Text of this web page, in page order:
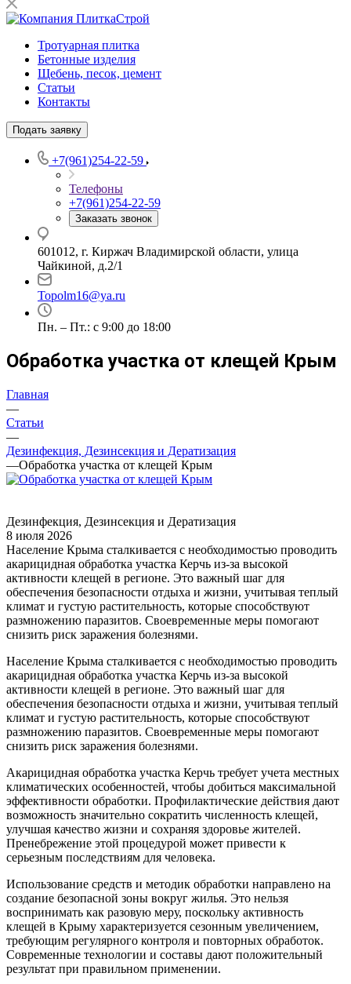
Тротуарная плитка
Бетонные изделия
Щебень, песок, цемент
Статьи
Контакты
Подать заявку
+7(961)254-22-59
Телефоны
+7(961)254-22-59
Заказать звонок
601012, г. Киржач Владимирской области, улица
Чайкиной, д.2/1
Topolm16@ya.ru
Пн. – Пт.: с 9:00 до 18:00
Обработка участка от клещей Крым
Главная
—
Статьи
—
Дезинфекция, Дезинсекция и Дератизация
—Обработка участка от клещей Крым
Дезинфекция, Дезинсекция и Дератизация
8 июля 2026
Население Крыма сталкивается с необходимостью проводить
акарицидная обработка участка Керчь из-за высокой
активности клещей в регионе. Это важный шаг для
обеспечения безопасности отдыха и жизни, учитывая теплый
климат и густую растительность, которые способствуют
размножению паразитов. Своевременные меры помогают
снизить риск заражения болезнями.
Население Крыма сталкивается с необходимостью проводить
акарицидная обработка участка Керчь из-за высокой
активности клещей в регионе. Это важный шаг для
обеспечения безопасности отдыха и жизни, учитывая теплый
климат и густую растительность, которые способствуют
размножению паразитов. Своевременные меры помогают
снизить риск заражения болезнями.
Акарицидная обработка участка Керчь требует учета местных
климатических особенностей, чтобы добиться максимальной
эффективности обработки. Профилактические действия дают
возможность значительно сократить численность клещей,
улучшая качество жизни и сохраняя здоровье жителей.
Пренебрежение этой процедурой может привести к
серьезным последствиям для человека.
Использование средств и методик обработки направлено на
создание безопасной зоны вокруг жилья. Это нельзя
воспринимать как разовую меру, поскольку активность
клещей в Крыму характеризуется сезонным увеличением,
требующим регулярного контроля и повторных обработок.
Современные технологии и составы дают положительный
результат при правильном применении.